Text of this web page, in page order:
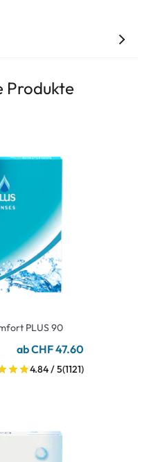
Produkte
PLUS 90
ab CHF 47.60
4.84 / 5(1121)